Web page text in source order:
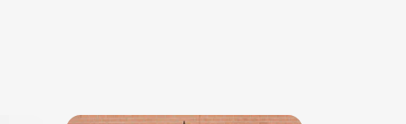
achter
voor